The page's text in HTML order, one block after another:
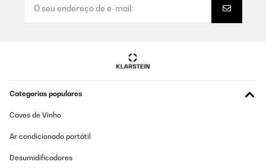
AVALIAÇÃO COMPROVADA
Sehr schönes Hochbeet und eine tolle Farbe grün
Traduzir
Gute Qualität gute Aufbauanleitung.sind voll und ganz zufrieden.
Categorias populares
Caves de Vinho
Ar condicionado portátil
Desumidificadores